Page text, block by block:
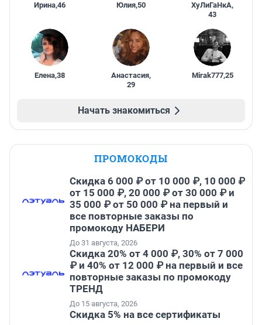
Ирина,46 Юлия,50 ХуЛиГаНкА,
43
Елена,38 Анастасия,
29
Mirak777,25
Начать знакомиться
ПРОМОКОДЫ
Скидка 6 000 ₽ от 10 000 ₽, 10 000 ₽
от 15 000 ₽, 20 000 ₽ от 30 000 ₽ и
35 000 ₽ от 50 000 ₽ на первый и
все повторные заказы по
промокоду НАБЕРИ
До 31 августа, 2026
Скидка 20% от 4 000 ₽, 30% от 7 000
₽ и 40% от 12 000 ₽ на первый и все
повторные заказы по промокоду
ТРЕНД
До 15 августа, 2026
Скидка 5% на все сертификаты